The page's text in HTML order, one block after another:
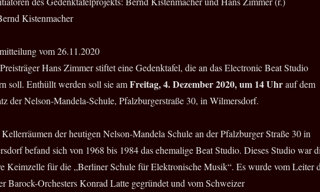
Kistenmacher
vom 26.11.2020
Hans Zimmer stiftet eine Gedenktafel, die an das Electronic Beat Studio
soll. Enthüllt werden soll sie amFreitag, 4. Dezember 2020, um 14 Uhrauf dem
der Nelson-Mandela-Schule, Pfalzburgerstraße 30, in Wilmersdorf.
der heutigen Nelson-Mandela Schule an der Pfalzburger Straße 30 in
befand sich von 1968 bis 1984 das ehemalige Beat Studio. Dieses Studio war
Keimzelle für die „Berliner Schule für Elektronische Musik“. Es wurde vom Leiter
Barock-Orchesters Konrad Latte gegründet und vom Schweizer